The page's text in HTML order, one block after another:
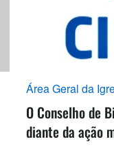
Área Geral da
O Conselho de
diante da ação